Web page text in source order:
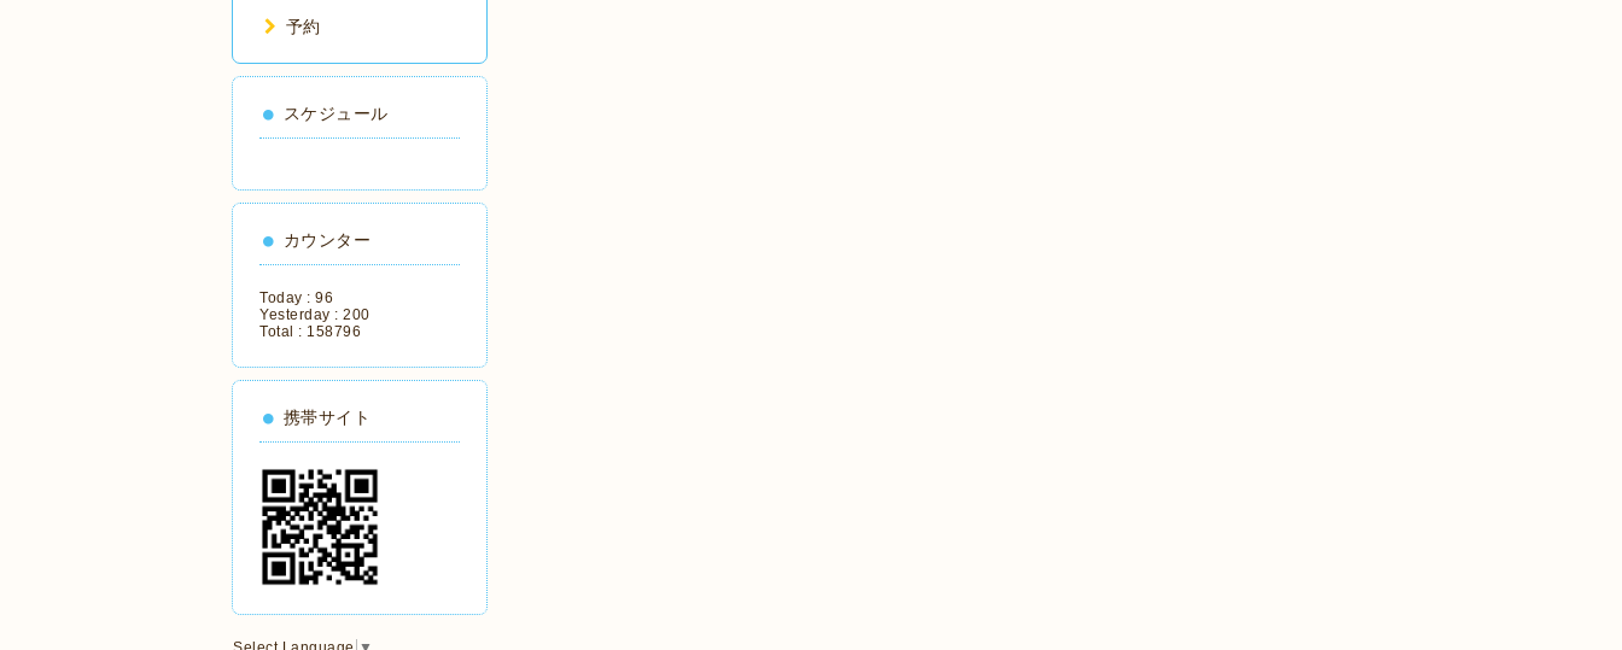
予約
スケジュール
カウンター
Today : 96
Yesterday : 200
Total : 158796
携帯サイト